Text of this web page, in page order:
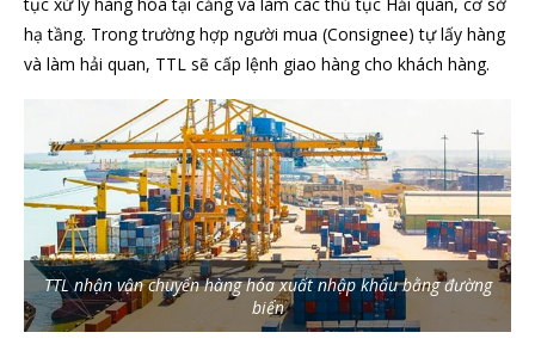
hạ tầng. Trong trường hợp người mua (Consignee) tự lấy hàng
và làm hải quan, TTL sẽ cấp lệnh giao hàng cho khách hàng.
TTL nhận vận chuyển hàng hóa xuất nhập khẩu bằng đường
biển